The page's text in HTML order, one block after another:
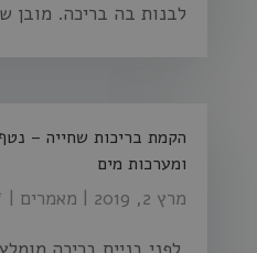
לבנות בה בריכה. מובן
הקמת בריכות שחייה –
ומערכות מים
מרץ 2, 2019 | מאמרים | ‏*0*